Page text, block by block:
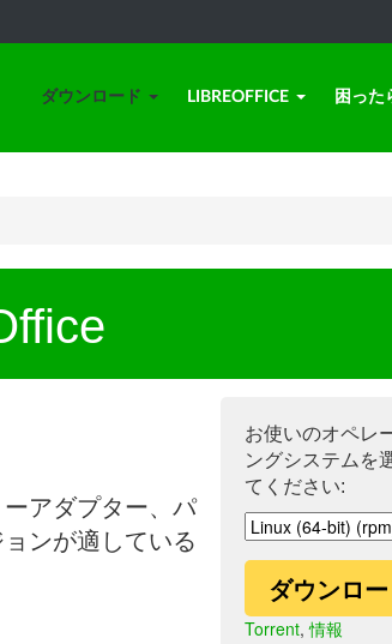
ダウンロード LIBREOFFICE 困った
お使いのオペレ
ングシステムを
てください:
ダウンロ
Torrent,情報
アダプター、パ
ンが適している